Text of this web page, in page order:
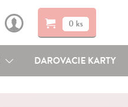
0 ks
DAROVACIE KARTY